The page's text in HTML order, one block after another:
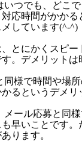
いつでも、どこ
応時間がかか
しています(^-^)
とにかくスピ
。デメリットは
同様で時間や場
るというデメリ
メール応募と同
早いことです
ります。